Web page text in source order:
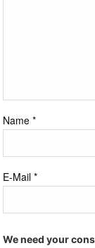
Name *
E-Mail *
We need your